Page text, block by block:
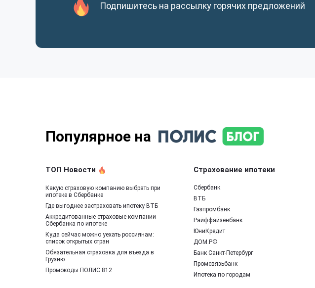
Подпишитесь на рассылку горячих предложений
Популярное на
ТОП Новости
Какую страховую компанию выбрать при
ипотеке в Сбербанке
Где выгоднее застраховать ипотеку ВТБ
Аккредитованные страховые компании
Сбербанка по ипотеке
Куда сейчас можно уехать россиянам:
список открытых стран
Обязательная страховка для въезда в
Грузию
Промокоды ПОЛИС 812
Страхование ипотеки
Сбербанк
ВТБ
Газпромбанк
Райффайзенбанк
ЮниКредит
ДОМ.РФ
Банк Санкт-Петербург
Промсвязьбанк
Ипотека по городам